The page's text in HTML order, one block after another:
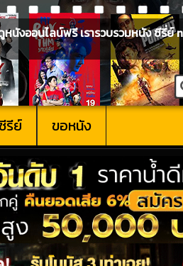
นังออนไลน์ฟรี เรารวบรวมหนัง ซีรี่
รีย์ ขอหนัง